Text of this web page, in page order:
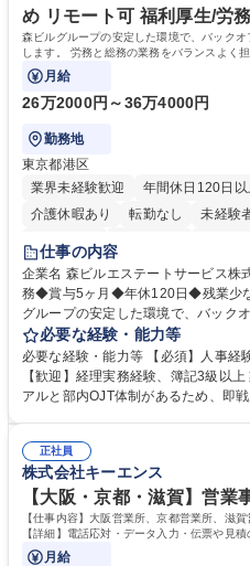
め リモート可 福利厚生/労
森ビルグループの安定した環境で、バック
します。 労務と総務の業務をバランスよく
にも挑戦できる、やりがいある環境です。
月給
26万2000円～36万4000円
勤務地
東京都港区
業界未経験歓迎
年間休日120日以
介護休暇あり
転勤なし 未経験
経験者歓迎
完全週休2日制
交通費支給 長
仕事の内容
企業名 森ビルエステートサービス株式会社 求人名 【森ビルG
務◆賞与5ヶ月◆年休120日◆残業少なめ◆リモー
グループの安定した環境で、バック
をお任せします。 労務と総務の業務
度改定などのコア業務にも挑戦できる、
理、給与計算、社会保険手続き、年
き、社内規定の改定や人事制度改定
でも質問・相談できる環境が整ってい
集職種 【森ビルG】人事・総務◆賞
リモート可
必要な経験・能力等
必要な経験・能力等 【必須】人事経
【歓迎】経理実務経験、簿記3級以
アルと部内OJT体制があるため、即
務に挑戦できるため、自身の成長と
きます。 残業少なめ、週1日リモー
ち長期活躍できる環境です。 「これ
キャリアを築きたい」という前向き
歴・資格 学歴：大学院 大学 高専 短
簿記検定1級 日商簿記検定2級 日商簿
正社員
株式会社キーエンス
【大阪・京都・滋賀】営
【仕事内容】大阪営業所、京都営業所、滋
【詳細】電話応対・データ入力・伝票や見
で発生する事務業務や業務改善をお任せ。
月給